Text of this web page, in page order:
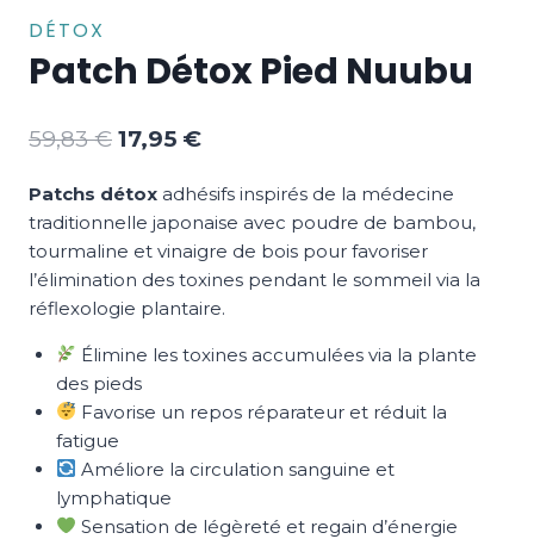
DÉTOX
Patch Détox Pied Nuubu
59,83€ Le
initial
était :
59,83 €.
17,95 €Le
actuel
est :
17,95 €.
Patchs détox adhésifs inspirés de la médecine
traditionnelle japonaise avec poudre de bambou,
tourmaline et vinaigre de bois pour favoriser
l’élimination des toxines pendant le sommeil via la
réflexologie plantaire.
Élimine les toxines accumulées via la plante
des pieds
Favorise un repos réparateur et réduit la
fatigue
Améliore la circulation sanguine et
lymphatique
Sensation de légèreté et regain d’énergie